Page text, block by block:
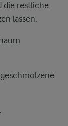
die restliche
lassen.